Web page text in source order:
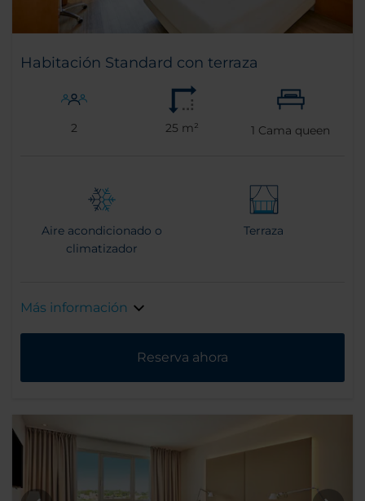
Habitación Standard con terraza
2 25 m² 1 Cama queen
Aire acondicionado o
climatizador
Terraza
Más información
Reserva ahora